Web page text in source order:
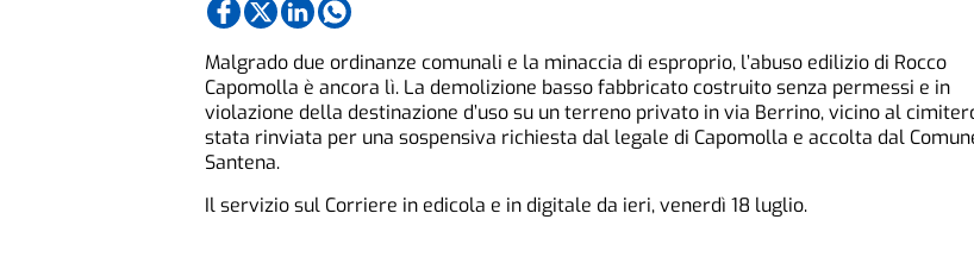
Malgrado due ordinanze comunali e la minaccia di esproprio, l’abuso edilizio di Rocco
Capomolla è ancora lì. La demolizione basso fabbricato costruito senza permessi e in
violazione della destinazione d’uso su un terreno privato in via Berrino, vicino al
stata rinviata per una sospensiva richiesta dal legale di Capomolla e accolta dal
Santena.
Il servizio sul Corriere in edicola e in digitale da ieri, venerdì 18 luglio.